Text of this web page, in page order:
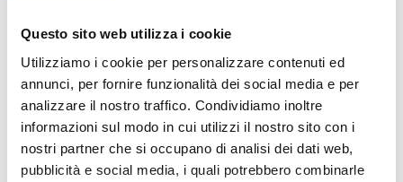
Questo sito web utilizza i cookie
Utilizziamo i cookie per personalizzare contenuti ed
annunci, per fornire funzionalità dei social media e per
analizzare il nostro traffico. Condividiamo inoltre
informazioni sul modo in cui utilizzi il nostro sito con i
nostri partner che si occupano di analisi dei dati web,
pubblicità e social media, i quali potrebbero combinarle
Scarica il catalogo
Scarica Valori Nutrizionali
Contattaci
Calcolatore peso ideale